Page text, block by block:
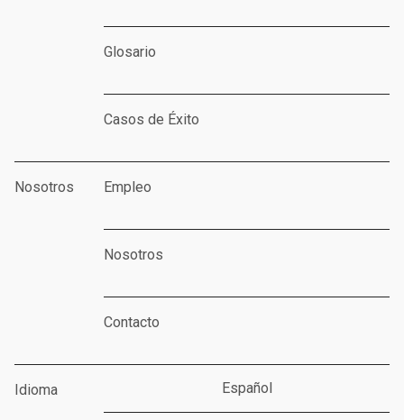
Glosario
Casos de Éxito
Nosotros Empleo
Nosotros
Contacto
Idioma Español